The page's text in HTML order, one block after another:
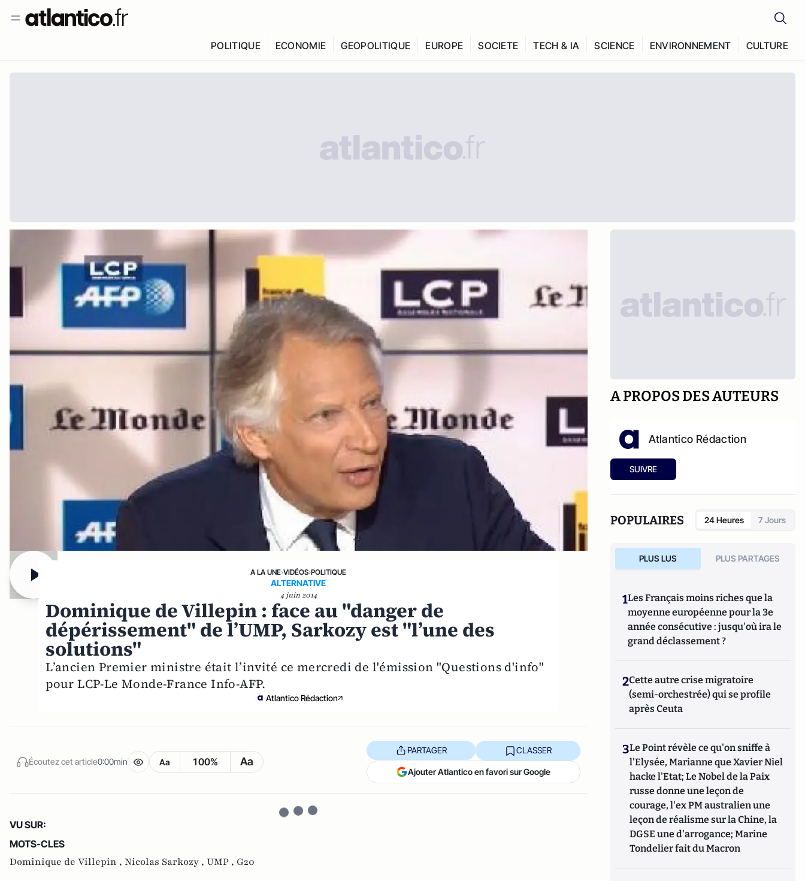
POLITIQUE ECONOMIE GEOPOLITIQUE EUROPE SOCIETE TECH & IA SCIENCE ENVIRONNEMENT CULTURE
A LA UNE›VIDÉOS›POLITIQUE
ALTERNATIVE
4 juin 2014
Dominique de Villepin : face au "danger de
dépérissement" de l’UMP, Sarkozy est "l’une des
solutions"
L’ancien Premier ministre était l’invité ce mercredi de l'émission "Questions d'info"
pour LCP-Le Monde-France Info-AFP.
Atlantico Rédaction
Écoutez cet article0:00min Aa 100% Aa
PARTAGER CLASSER
Ajouter Atlantico en favori sur Google
VU SUR:
MOTS-CLES
Dominique de Villepin , Nicolas Sarkozy , UMP , G20
A PROPOS DES AUTEURS
Atlantico Rédaction
SUIVRE
POPULAIRES 24 Heures 7 Jours
PLUS LUS PLUS PARTAGES
1Les Français moins riches que la
moyenne européenne pour la 3e
année consécutive : jusqu'où ira le
grand déclassement ?
2Cette autre crise migratoire
(semi-orchestrée) qui se profile
après Ceuta
3Le Point révèle ce qu'on sniffe à
l'Elysée, Marianne que Xavier Niel
hacke l'Etat; Le Nobel de la Paix
russe donne une leçon de
courage, l'ex PM australien une
leçon de réalisme sur la Chine, la
DGSE une d'arrogance; Marine
Tondelier fait du Macron